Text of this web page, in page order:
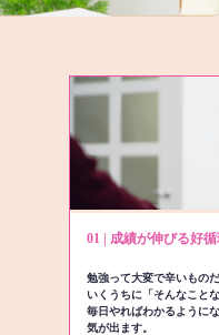
01 | 成績が伸びる好
勉強って大変で辛いもの
いくうちに「そんなこと
毎日やればわかるように
気が出ます。